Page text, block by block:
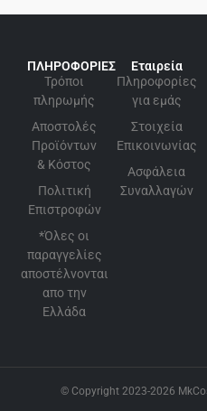
ΠΛΗΡΟΦΟΡΙΕΣ
Τρόποι
πληρωμής
Αποστολές
Προϊόντων
& Κόστος
Πολιτική
Επιστροφών
*Όλες οι
παραγγελίες
αποστέλνονται
απο την
Ελλάδα
Εταιρεία
Πληροφορίες
για εμάς
Στοιχεία
Επικοινωνίας
Ασφάλεια
Συναλλαγών
© Copyright 2023-2026